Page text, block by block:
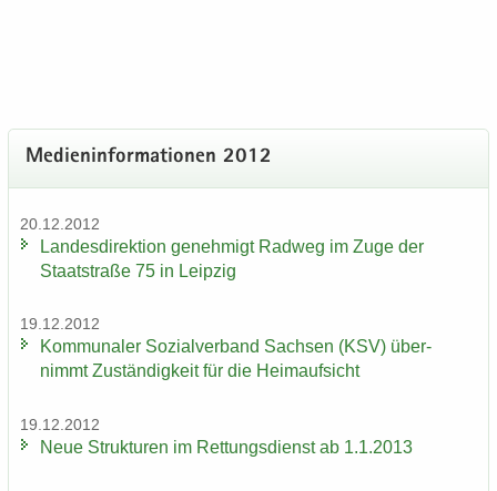
Me­di­en­in­for­ma­tio­nen 2012
20.12.2012
Lan­des­di­rek­ti­on ge­neh­migt Rad­weg im Zuge der
Staat­stra­ße 75 in Leip­zig
19.12.2012
Kom­mu­na­ler So­zi­al­ver­band Sach­sen (KSV) über­
nimmt Zu­stän­dig­keit für die Heim­auf­sicht
19.12.2012
Neue Struk­tu­ren im Ret­tungs­dienst ab 1.1.2013